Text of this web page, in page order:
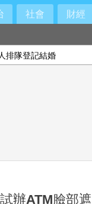
社會 財經
排隊登記結婚
辦ATM臉部